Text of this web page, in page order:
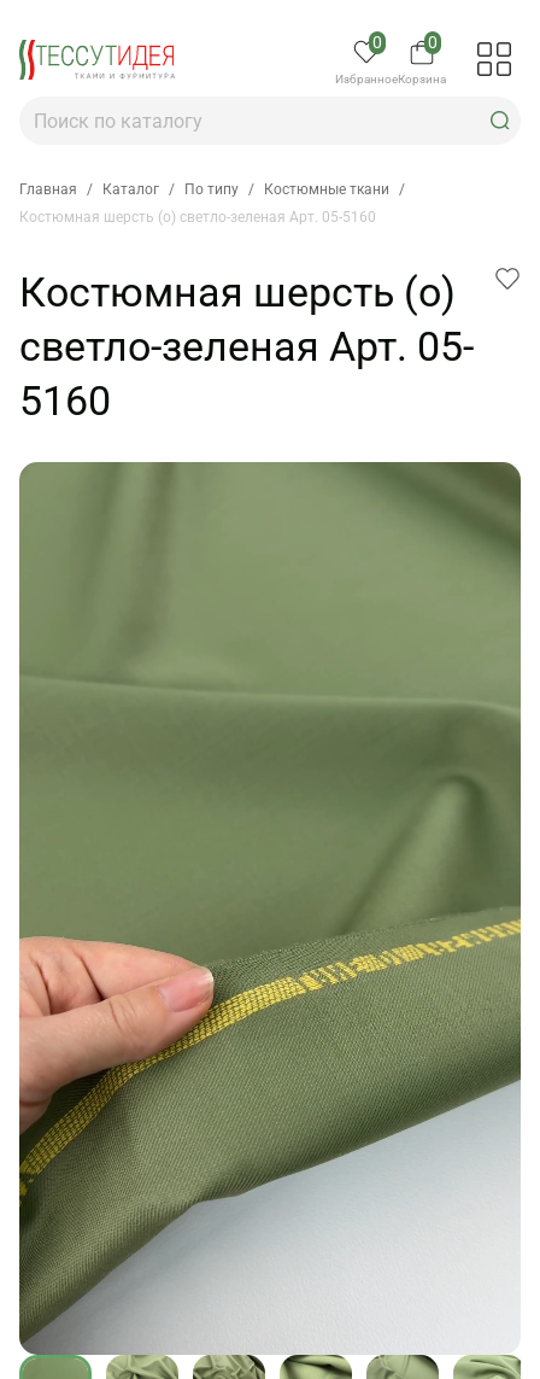
0
Избранное
0
Корзина
Главная / Каталог / По типу / Костюмные ткани
/
Костюмная шерсть (о) светло-зеленая Арт. 05-5160
Костюмная шерсть (о)
светло-зеленая Арт. 05-
5160